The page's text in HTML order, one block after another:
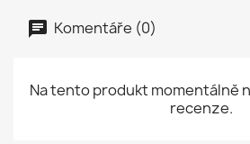
Komentáře (0)
Na tento produkt momentálně
recenze.